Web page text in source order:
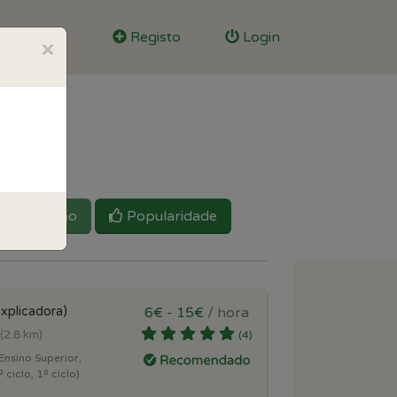
Registo Login
Reputação Popularidade
(2.8 km)
Superior,
ciclo, 1º ciclo)
6€ - 15€ / hora
(4)
×